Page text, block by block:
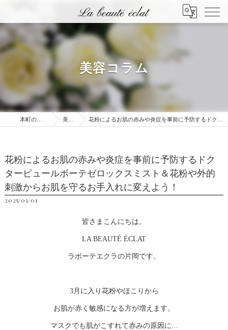
美容コラム
本町のエステはLa beauté éclat 美容コラム 花粉によるお肌の赤みや炎症を事前に予防するドクターピュールボーテゼロックスミスト＆花粉や外的刺激からお肌を守るお手入れに変えよう！
花粉によるお肌の赤みや炎症を事前に予防するドク
ターピュールボーテゼロックスミスト＆花粉や外的
刺激からお肌を守るお手入れに変えよう！
2025/03/01
皆さまこんにちは。
LA BEAUTÉ ÉCLAT
ラボーテエクラの片岡です。
3月に入り花粉やほこりから
お肌が赤く敏感になる方が増えます。
マスクでも肌がこすれて赤みの原因に...